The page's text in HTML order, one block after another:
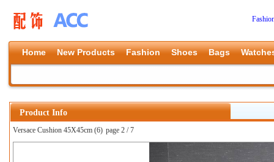
Home New Products Fashion Shoes Bags
Product Info
Versace Cushion 45X45cm (6) page 2 / 7